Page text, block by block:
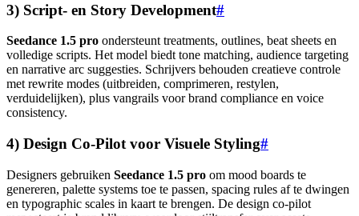
3) Script- en Story Development#
Seedance 1.5 pro ondersteunt treatments, outlines, beat sheets en
volledige scripts. Het model biedt tone matching, audience targeting
en narrative arc suggesties. Schrijvers behouden creatieve controle
met rewrite modes (uitbreiden, comprimeren, restylen,
verduidelijken), plus vangrails voor brand compliance en voice
consistency.
4) Design Co-Pilot voor Visuele Styling#
Designers gebruiken Seedance 1.5 pro om mood boards te
genereren, palette systems toe te passen, spacing rules af te dwingen
en typographic scales in kaart te brengen. De design co-pilot